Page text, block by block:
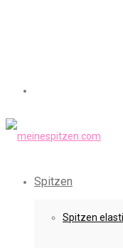
Spitzen
Spitzen